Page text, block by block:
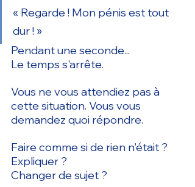
« Regarde ! Mon pénis est tout
dur ! »
Pendant une seconde...
Le temps s'arrête.
Vous ne vous attendiez pas à
cette situation. Vous vous
demandez quoi répondre.
Faire comme si de rien n'était ?
Expliquer ?
Changer de sujet ?